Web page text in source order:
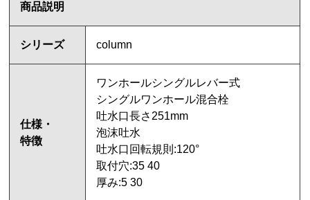
商品説明
シリーズ column
仕様・
特徴
ワンホールシングルレバー式
シングルワンホール混合栓
吐水口長さ251mm
泡沫吐水
吐水口回転規則:120°
取付穴:35 40
厚み:5 30